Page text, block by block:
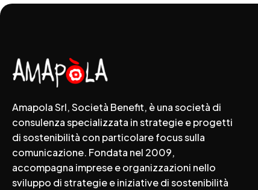
Amapola Srl, Società Benefit, è una società di
consulenza specializzata in strategie e progetti
di sostenibilità con particolare focus sulla
comunicazione. Fondata nel 2009,
accompagna imprese e organizzazioni nello
sviluppo di strategie e iniziative di sostenibilità